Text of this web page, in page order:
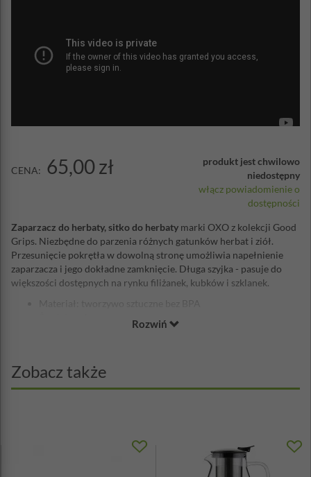
CENA: 65,00 zł
produkt jest chwilowo
niedostępny
włącz powiadomienie o
dostępności
Zaparzacz do herbaty, sitko do herbaty marki OXO z kolekcji Good
Grips. Niezbędne do parzenia różnych gatunków herbat i ziół.
Przesunięcie pokrętła w dowolną stronę umożliwia napełnienie
zaparzacza i jego dokładne zamknięcie. Długa szyjka - pasuje do
większości dostępnych na rynku filiżanek, kubków i szklanek.
Rozwiń
Zobacz także